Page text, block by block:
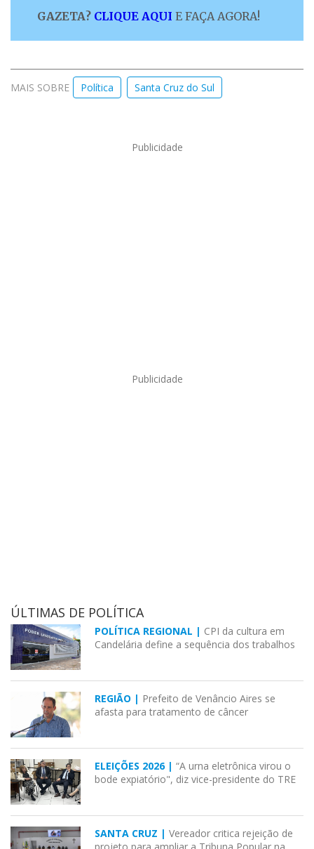
GAZETA? CLIQUE AQUI E FAÇA AGORA!
MAIS SOBRE Política Santa Cruz do Sul
Publicidade
Publicidade
ÚLTIMAS DE POLÍTICA
POLÍTICA REGIONAL | CPI da cultura em
Candelária define a sequência dos trabalhos
REGIÃO | Prefeito de Venâncio Aires se
afasta para tratamento de câncer
ELEIÇÕES 2026 | “A urna eletrônica virou o
bode expiatório", diz vice-presidente do TRE
SANTA CRUZ | Vereador critica rejeição de